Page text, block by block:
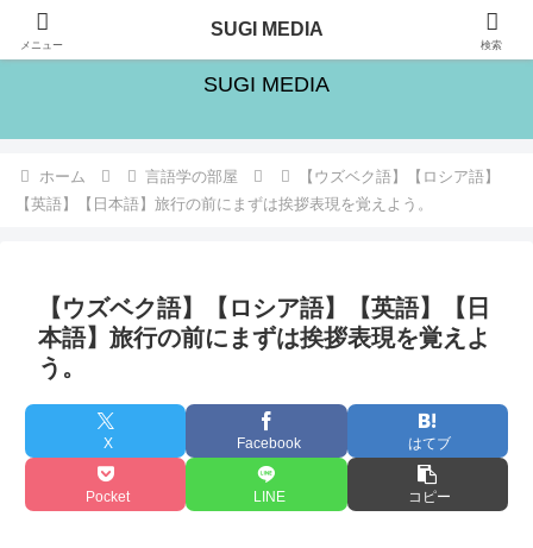
旅・シゴト・人生の楽しみ方を追求するブログ
SUGI MEDIA
ホーム 言語学の部屋
【ウズベク語】【ロシア語】
【英語】【日本語】旅行の前にまずは挨拶表現を覚えよう。
【ウズベク語】【ロシア語】【英語】【日
本語】旅行の前にまずは挨拶表現を覚えよ
う。
X Facebook はてブ
Pocket LINE コピー
メニュー
SUGI MEDIA
検索